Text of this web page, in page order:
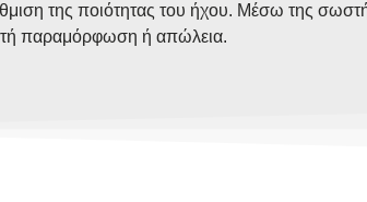
της ποιότητας του ήχου. Μέσω της
παραμόρφωση ή απώλεια.